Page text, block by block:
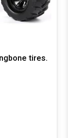
tires.